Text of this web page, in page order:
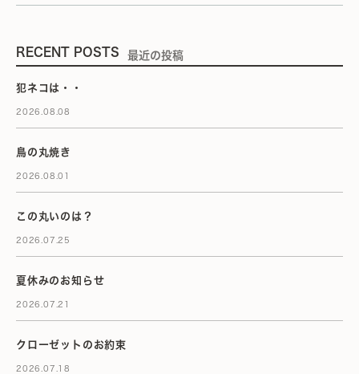
RECENT POSTS 最近の投稿
犯ネコは・・
2026.08.08
鳥の丸焼き
2026.08.01
この丸いのは？
2026.07.25
夏休みのお知らせ
2026.07.21
クローゼットのお約束
2026.07.18